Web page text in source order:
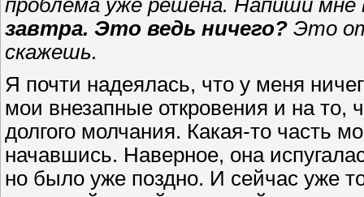
проблема уже решена. Напиши
завтра. Это ведь ничего? Это
скажешь.
Я почти надеялась, что у меня
мои внезапные откровения и на то,
долгого молчания. Какая-то часть
начавшись. Наверное, она
но было уже поздно. И сейчас уже